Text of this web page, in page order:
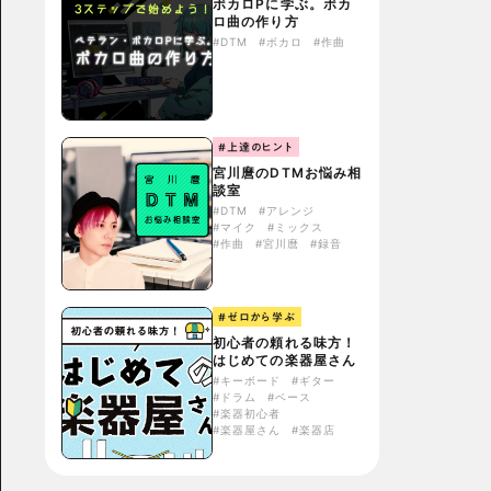
ボカロPに学ぶ。ボカ
ロ曲の作り方
#DTM #ボカロ #作曲
#上達のヒント
宮川麿のDTMお悩み相
談室
#DTM
#アレンジ
#マイク
#ミックス
#作曲
#宮川麿 #録音
#ゼロから学ぶ
初心者の頼れる味方！
はじめての楽器屋さん
#キーボード
#ギター
#ドラム
#ベース
#楽器初心者
#楽器屋さん
#楽器店